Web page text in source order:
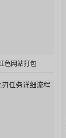
色网站打包